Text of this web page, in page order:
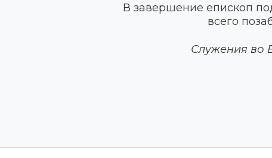
В завершение епископ
всего
Служения во